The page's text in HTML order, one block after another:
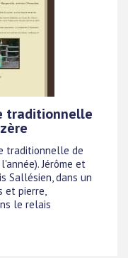
traditionnelle
traditionnelle de
Jérôme et
Sallésien, dans un
et pierre,
le relais